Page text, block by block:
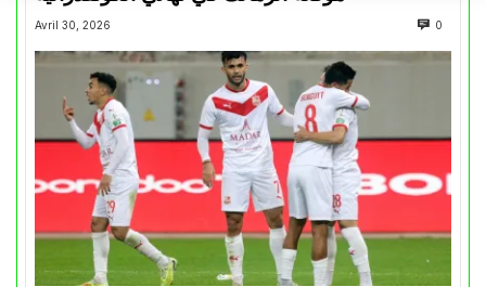
Avril 30, 2026 0